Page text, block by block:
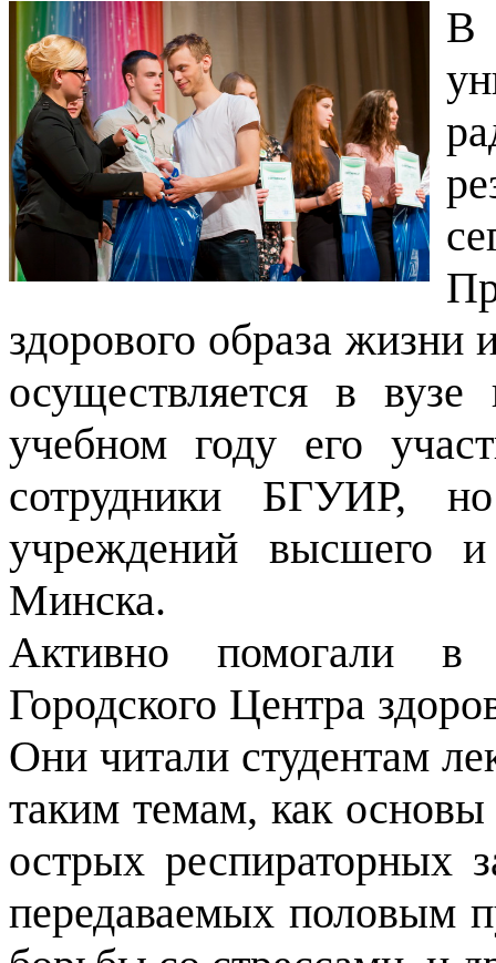
В
здорового образа жизни
осуществляется в
учебном году его
сотрудники БГУИР,
учреждений высшего и
Минска.
Активно помогали в
Городского Центра
Они читали студентам
таким темам, как
острых респираторных
передаваемых половым